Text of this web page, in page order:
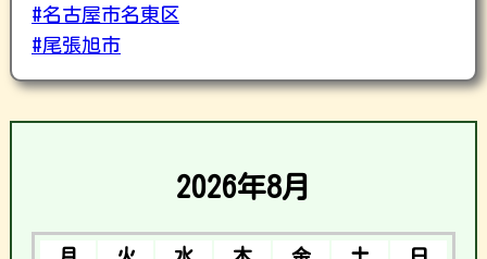
#名古屋市名東区
#尾張旭市
2026年8月